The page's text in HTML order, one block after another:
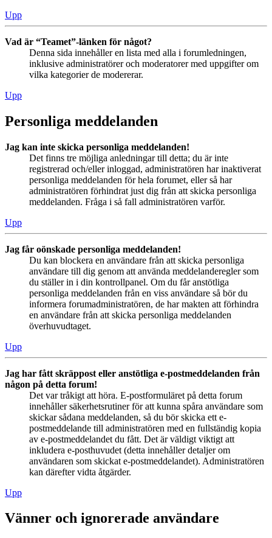
Upp
Vad är “Teamet”-länken för något?
Denna sida innehåller en lista med alla i forumledningen,
inklusive administratörer och moderatorer med uppgifter om
vilka kategorier de modererar.
Upp
Personliga meddelanden
Jag kan inte skicka personliga meddelanden!
Det finns tre möjliga anledningar till detta; du är inte
registrerad och/eller inloggad, administratören har inaktiverat
personliga meddelanden för hela forumet, eller så har
administratören förhindrat just dig från att skicka personliga
meddelanden. Fråga i så fall administratören varför.
Upp
Jag får oönskade personliga meddelanden!
Du kan blockera en användare från att skicka personliga
användare till dig genom att använda meddelanderegler som
du ställer in i din kontrollpanel. Om du får anstötliga
personliga meddelanden från en viss användare så bör du
informera forumadministratören, de har makten att förhindra
en användare från att skicka personliga meddelanden
överhuvudtaget.
Upp
Jag har fått skräppost eller anstötliga e-postmeddelanden från
någon på detta forum!
Det var tråkigt att höra. E-postformuläret på detta forum
innehåller säkerhetsrutiner för att kunna spåra användare som
skickar sådana meddelanden, så du bör skicka ett e-
postmeddelande till administratören med en fullständig kopia
av e-postmeddelandet du fått. Det är väldigt viktigt att
inkludera e-posthuvudet (detta innehåller detaljer om
användaren som skickat e-postmeddelandet). Administratören
kan därefter vidta åtgärder.
Upp
Vänner och ignorerade användare